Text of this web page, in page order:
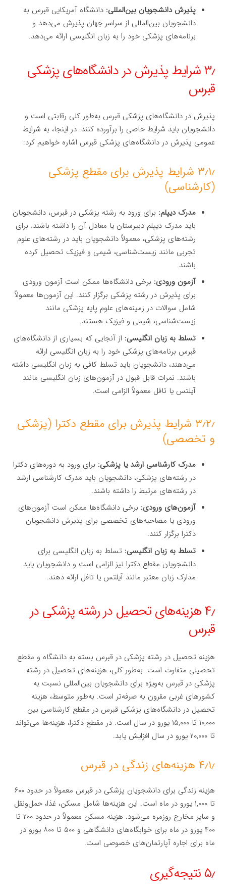
پذیرش دانشجویان بین‌المللی: دانشگاه آمریکایی قبرس به
دانشجویان بین‌المللی از سراسر جهان پذیرش می‌دهد و
برنامه‌های پزشکی خود را به زبان انگلیسی ارائه می‌دهد.
۳٫ شرایط پذیرش در دانشگاه‌های پزشکی
قبرس
پذیرش در دانشگاه‌های پزشکی قبرس به‌طور کلی رقابتی است و
دانشجویان باید شرایط خاصی را برآورده کنند. در اینجا، به شرایط
عمومی پذیرش در دانشگاه‌های پزشکی قبرس اشاره خواهیم کرد:
۳٫۱٫ شرایط پذیرش برای مقطع پزشکی
(کارشناسی)
مدرک دیپلم: برای ورود به رشته پزشکی در قبرس، دانشجویان
باید مدرک دیپلم دبیرستان یا معادل آن را داشته باشند. برای
رشته‌های پزشکی، معمولاً دانشجویان باید در رشته‌های علوم
تجربی مانند زیست‌شناسی، شیمی و فیزیک تحصیل کرده
باشند.
آزمون ورودی: برخی دانشگاه‌ها ممکن است آزمون ورودی
برای پذیرش در رشته پزشکی برگزار کنند. این آزمون‌ها معمولاً
شامل سوالات در زمینه‌های علوم پایه پزشکی مانند
زیست‌شناسی، شیمی و فیزیک هستند.
تسلط به زبان انگلیسی: از آنجایی که بسیاری از دانشگاه‌های
قبرس برنامه‌های پزشکی خود را به زبان انگلیسی ارائه
می‌دهند، دانشجویان باید تسلط کافی به زبان انگلیسی داشته
باشند. نمرات قابل قبول در آزمون‌های زبان انگلیسی مانند
آیلتس یا تافل معمولاً الزامی است.
۳٫۲٫ شرایط پذیرش برای مقطع دکترا (پزشکی
و تخصصی)
مدرک کارشناسی ارشد یا پزشکی: برای ورود به دوره‌های دکترا
در رشته‌های پزشکی، دانشجویان باید مدرک کارشناسی ارشد
در رشته‌های مرتبط را داشته باشند.
آزمون‌های ورودی: برخی دانشگاه‌ها ممکن است آزمون‌های
ورودی یا مصاحبه‌های تخصصی برای پذیرش دانشجویان
دکترا برگزار کنند.
تسلط به زبان انگلیسی: تسلط به زبان انگلیسی برای
دانشجویان مقطع دکترا نیز الزامی است و دانشجویان باید
مدارک زبان معتبر مانند آیلتس یا تافل ارائه دهند.
۴٫ هزینه‌های تحصیل در رشته پزشکی در
قبرس
هزینه تحصیل در رشته پزشکی در قبرس بسته به دانشگاه و مقطع
تحصیلی متفاوت است. به‌طور کلی، هزینه‌های تحصیل در رشته
پزشکی در قبرس به‌ویژه برای دانشجویان بین‌المللی نسبت به
کشورهای غربی مقرون به صرفه‌تر است. به‌طور متوسط، هزینه
تحصیل در دانشگاه‌های پزشکی قبرس در مقطع کارشناسی بین
۱۰,۰۰۰ تا ۱۵,۰۰۰ یورو در سال است. در مقطع دکترا، هزینه‌ها می‌تواند
تا ۲۰,۰۰۰ یورو در سال افزایش یابد.
۴٫۱٫ هزینه‌های زندگی در قبرس
هزینه زندگی برای دانشجویان پزشکی در قبرس معمولاً در حدود ۶۰۰
تا ۱,۰۰۰ یورو در ماه است. این هزینه‌ها شامل مسکن، غذا، حمل‌ونقل
و سایر مخارج روزمره می‌شود. هزینه مسکن معمولاً در حدود ۲۰۰ تا
۴۰۰ یورو در ماه برای خوابگاه‌های دانشگاهی و ۵۰۰ تا ۸۰۰ یورو در
ماه برای اجاره آپارتمان‌های خصوصی است.
۵٫ نتیجه‌گیری